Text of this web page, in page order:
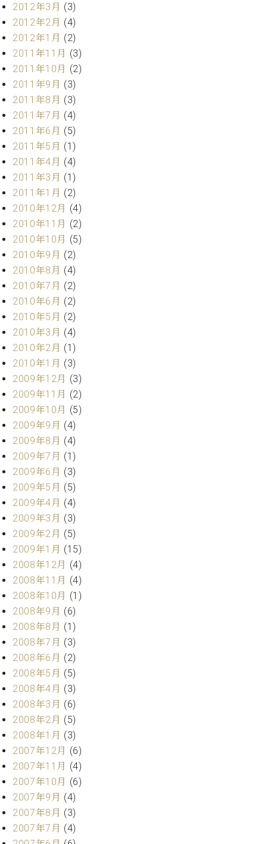
ス
(調
律)
律
師
紹
介
調
律
金
表
お
問
い
わ
せ
尾山調律師のブ
ログ Die
Musikgasse（音
楽の小道）
2012年3月 (3)
2012年2月 (4)
2012年1月 (2)
2011年11月 (3)
2011年10月 (2)
2011年9月 (3)
2011年8月 (3)
2011年7月 (4)
2011年6月 (5)
2011年5月 (1)
2011年4月 (4)
2011年3月 (1)
2011年1月 (2)
2010年12月 (4)
2010年11月 (2)
2010年10月 (5)
2010年9月 (2)
2010年8月 (4)
2010年7月 (2)
2010年6月 (2)
2010年5月 (2)
2010年3月 (4)
2010年2月 (1)
2010年1月 (3)
2009年12月 (3)
2009年11月 (2)
2009年10月 (5)
2009年9月 (4)
2009年8月 (4)
2009年7月 (1)
2009年6月 (3)
2009年5月 (5)
2009年4月 (4)
2009年3月 (3)
2009年2月 (5)
2009年1月 (15)
2008年12月 (4)
2008年11月 (4)
2008年10月 (1)
2008年9月 (6)
2008年8月 (1)
2008年7月 (3)
2008年6月 (2)
2008年5月 (5)
2008年4月 (3)
2008年3月 (6)
2008年2月 (5)
2008年1月 (3)
2007年12月 (6)
2007年11月 (4)
2007年10月 (6)
2007年9月 (4)
2007年8月 (3)
2007年7月 (4)